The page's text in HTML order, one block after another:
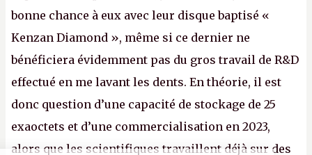
bonne chance à eux avec leur disque baptisé «
Kenzan Diamond », même si ce dernier ne
bénéficiera évidemment pas du gros travail de R&D
effectué en me lavant les dents. En théorie, il est
donc question d’une capacité de stockage de 25
exaoctets et d’une commercialisation en 2023,
alors que les scientifiques travaillent déjà sur des